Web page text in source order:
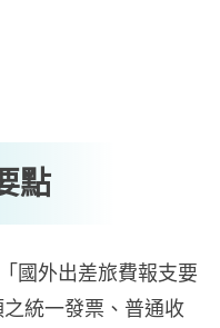
點
國外出差旅費報支要
統一發票、普通收